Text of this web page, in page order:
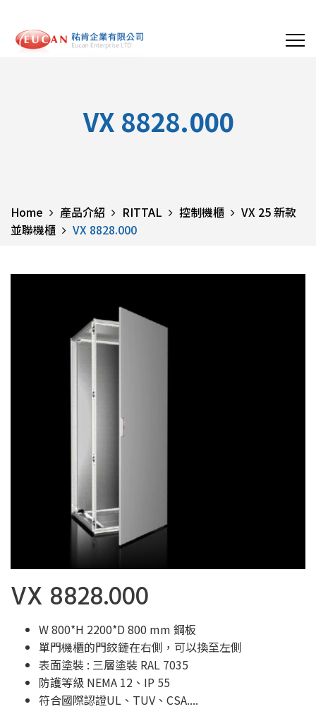
VX 8828.000
Home 產品介紹 RITTAL 控制機櫃
VX 25 新款
並聯機櫃
VX 8828.000
VX 8828.000
W 800*H 2200*D 800 mm 鋼板
單門機櫃的門鉸鏈在右側，可以換至左側
表面塗裝 : 三層塗裝 RAL 7035
防護等級 NEMA 12、IP 55
符合國際認證UL、TUV、CSA....